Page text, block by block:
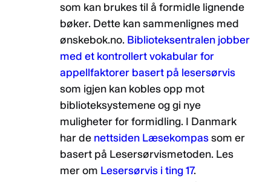
som kan brukes til å formidle lignende
bøker. Dette kan sammenlignes med
ønskebok.no. Biblioteksentralen jobber
med et kontrollert vokabular for
appellfaktorer basert på lesersørvis
som igjen kan kobles opp mot
biblioteksystemene og gi nye
muligheter for formidling. I Danmark
har de nettsiden Læsekompassom er
basert på Lesersørvismetoden. Les
mer om Lesersørvis i ting 17.